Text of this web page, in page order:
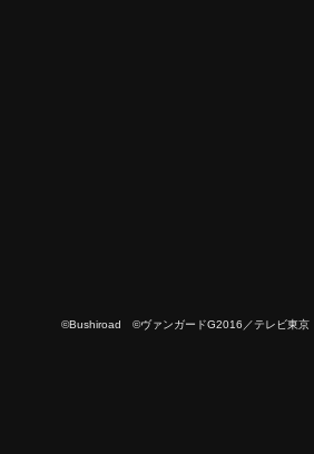
©Bushiroad ©ヴァンガードG2016／テレビ東